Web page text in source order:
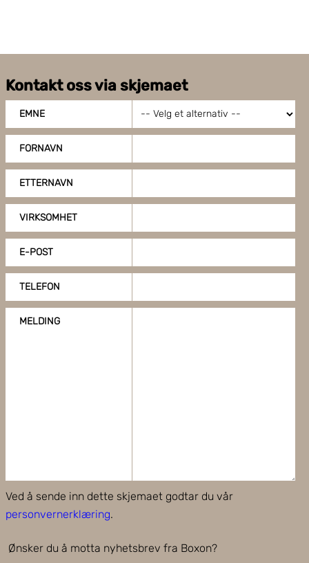
Kontakt oss via skjemaet
EMNE
FORNAVN
ETTERNAVN
VIRKSOMHET
E-POST
TELEFON
MELDING
Ved å sende inn dette skjemaet godtar du vår
personvernerklæring.
Ønsker du å motta nyhetsbrev fra Boxon?